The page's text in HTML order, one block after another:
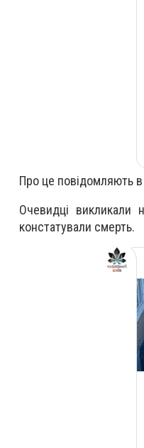
Про це повідомляють
Очевидці викликали
констатували смерть.